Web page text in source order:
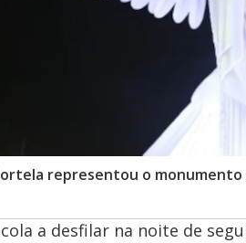
representou o
a desfilar na noite de